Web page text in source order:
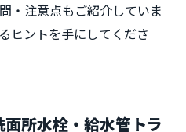
・注意点もご紹介していま
ヒントを手にしてくださ
所水栓・給水管トラ